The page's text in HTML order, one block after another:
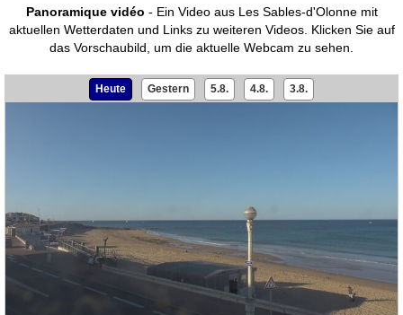
Panoramique vidéo - Ein Video aus Les Sables-d'Olonne mit
aktuellen Wetterdaten und Links zu weiteren Videos. Klicken Sie auf
das Vorschaubild, um die aktuelle Webcam zu sehen.
Heute Gestern 5.8. 4.8. 3.8.